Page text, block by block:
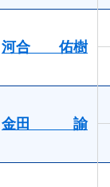
河合 佑樹
金田 諭